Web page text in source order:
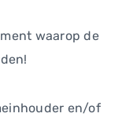
waarop de
en/of